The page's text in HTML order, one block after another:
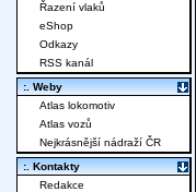
Řazení vlaků
eShop
Odkazy
RSS kanál
:. Weby
Atlas lokomotiv
Atlas vozů
Nejkrásnější nádraží ČR
:. Kontakty
Redakce